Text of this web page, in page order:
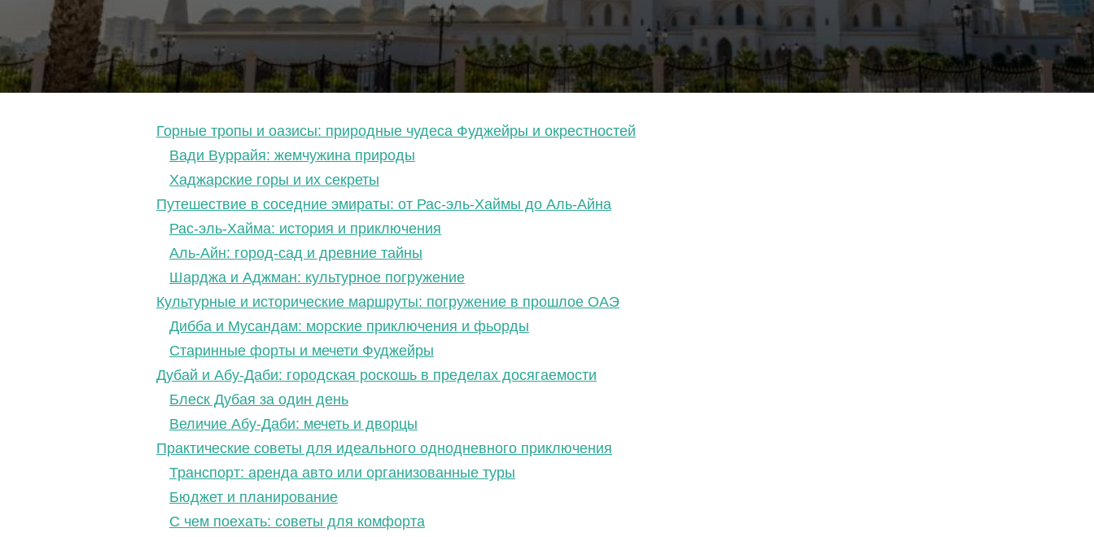
Горные тропы и оазисы: природные чудеса Фуджейры и окрестностей
Вади Вуррайя: жемчужина природы
Хаджарские горы и их секреты
Путешествие в соседние эмираты: от Рас-эль-Хаймы до Аль-Айна
Рас-эль-Хайма: история и приключения
Аль-Айн: город-сад и древние тайны
Шарджа и Аджман: культурное погружение
Культурные и исторические маршруты: погружение в прошлое ОАЭ
Дибба и Мусандам: морские приключения и фьорды
Старинные форты и мечети Фуджейры
Дубай и Абу-Даби: городская роскошь в пределах досягаемости
Блеск Дубая за один день
Величие Абу-Даби: мечеть и дворцы
Практические советы для идеального однодневного приключения
Транспорт: аренда авто или организованные туры
Бюджет и планирование
С чем поехать: советы для комфорта